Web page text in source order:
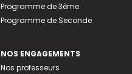
Programme de 3ème
Programme de Seconde
NOS ENGAGEMENTS
Nos professeurs